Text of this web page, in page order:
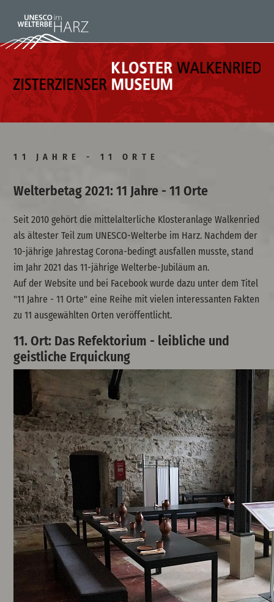
11 JAHRE - 11 ORTE
Welterbetag 2021: 11 Jahre - 11 Orte
Seit 2010 gehört die mittelalterliche Klosteranlage Walkenried
als ältester Teil zum UNESCO-Welterbe im Harz. Nachdem der
10-jährige Jahrestag Corona-bedingt ausfallen musste, stand
im Jahr 2021 das 11-jährige Welterbe-Jubiläum an.
Auf der Website und bei Facebook wurde dazu unter dem Titel
"11 Jahre - 11 Orte" eine Reihe mit vielen interessanten Fakten
zu 11 ausgewählten Orten veröffentlicht.
11. Ort: Das Refektorium - leibliche und
geistliche Erquickung